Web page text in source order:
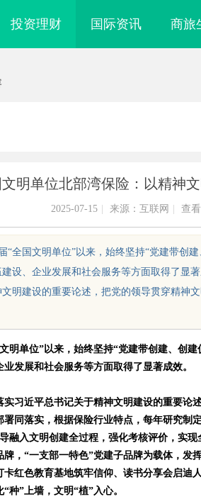
投资理财 国际资讯 商旅
明单位北部湾保险：以精神
2025-07-15 来源：互联网 查
“全国文明单位”以来，始终坚持“党建带创
设、企业发展和社会服务等方面取得了显
明建设的重要论述，把党的领导贯穿精神
明单位”以来，始终坚持“党建带创建、创
发展和社会服务等方面取得了显著成效。
近平总书记关于精神文明建设的重要论
同落实，根据保险行业特点，每年研究制
融入文明创建全过程，强化考核评价，实
，“一支部一特色”党建子品牌为载体，
红色教育基地筑牢信仰、读书分享会启迪
种”上墙，文明“植”入心。